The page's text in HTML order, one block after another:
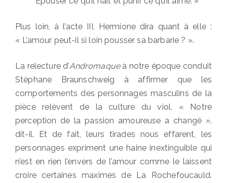
Plus loin, à l’acte III, Hermione dira quant à elle :
« L’amour peut-il si loin pousser sa barbarie ? ».
La relecture d’Andromaque à notre époque conduit
Stéphane Braunschweig à affirmer que les
comportements des personnages masculins de la
pièce relèvent de la culture du viol. « Notre
perception de la passion amoureuse a changé »,
dit-il. Et de fait, leurs tirades nous effarent, les
personnages expriment une haine inextinguible qui
n’est en rien l’envers de l’amour comme le laissent
croire certaines maximes de La Rochefoucauld.